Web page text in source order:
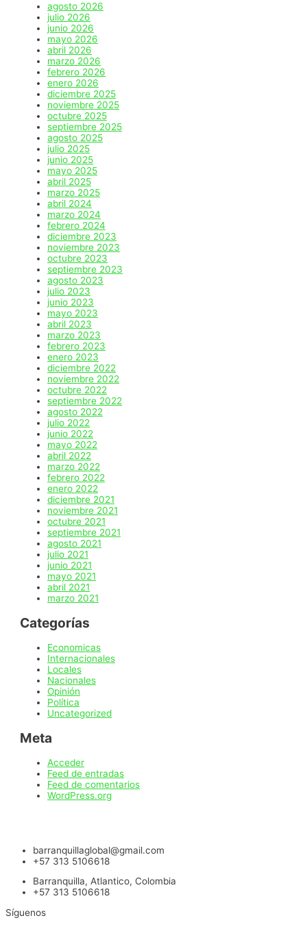
agosto 2026
julio 2026
junio 2026
mayo 2026
abril 2026
marzo 2026
febrero 2026
enero 2026
diciembre 2025
noviembre 2025
octubre 2025
septiembre 2025
agosto 2025
julio 2025
junio 2025
mayo 2025
abril 2025
marzo 2025
abril 2024
marzo 2024
febrero 2024
diciembre 2023
noviembre 2023
octubre 2023
septiembre 2023
agosto 2023
julio 2023
junio 2023
mayo 2023
abril 2023
marzo 2023
febrero 2023
enero 2023
diciembre 2022
noviembre 2022
octubre 2022
septiembre 2022
agosto 2022
julio 2022
junio 2022
mayo 2022
abril 2022
marzo 2022
febrero 2022
enero 2022
diciembre 2021
noviembre 2021
octubre 2021
septiembre 2021
agosto 2021
julio 2021
junio 2021
mayo 2021
abril 2021
marzo 2021
Categorías
Economicas
Internacionales
Locales
Nacionales
Opinión
Política
Uncategorized
Meta
Acceder
Feed de entradas
Feed de comentarios
WordPress.org
barranquillaglobal@gmail.com
+57 313 5106618
Barranquilla, Atlantico, Colombia
+57 313 5106618
Síguenos